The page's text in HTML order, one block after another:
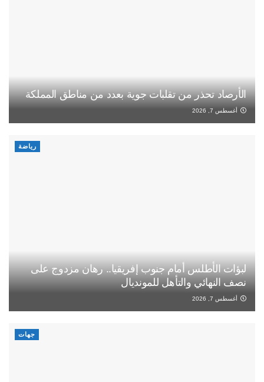
الأرصاد تحذر من تقلبات جوية بعدد من مناطق المملكة
أغسطس 7, 2026
رياضة
لبؤات الأطلس أمام جنوب إفريقيا.. رهان مزدوج على
نصف النهائي والتأهل للمونديال
أغسطس 7, 2026
جهات